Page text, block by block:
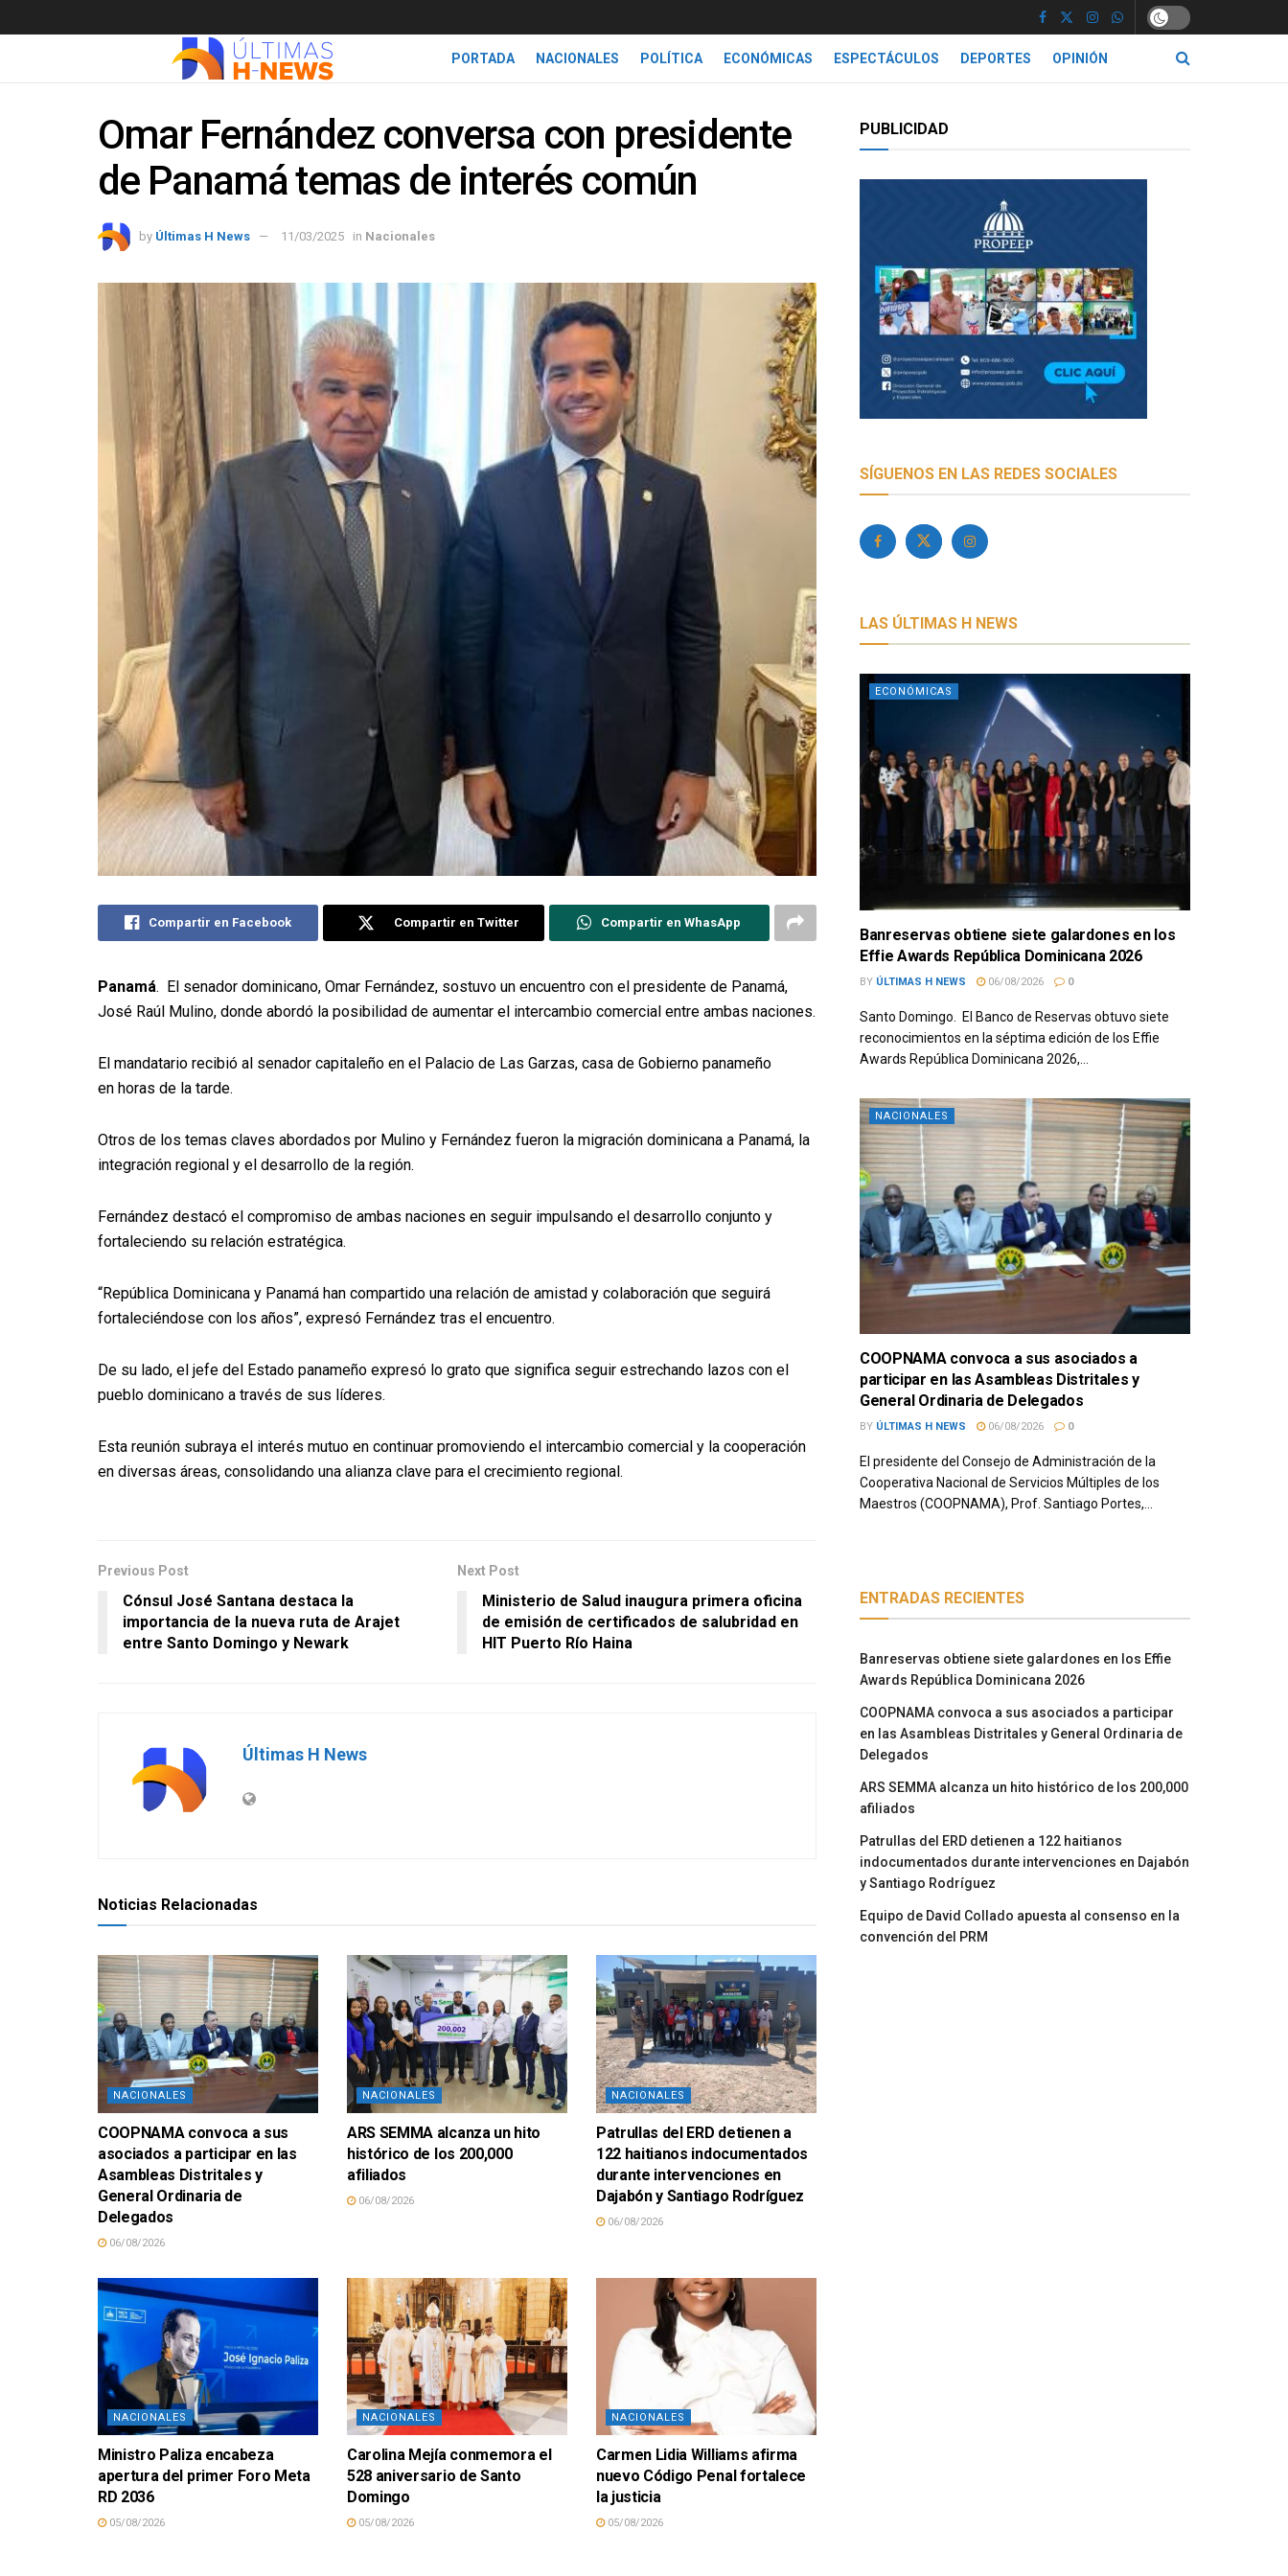
PORTADA NACIONALES POLÍTICA ECONÓMICAS ESPECTÁCULOS DEPORTES OPINIÓN
Omar Fernández conversa con presidente
de Panamá temas de interés común
by Últimas H News 11/03/2025 in Nacionales
Compartir en Facebook Compartir en Twitter Compartir en WhasApp
Panamá. El senador dominicano, Omar Fernández, sostuvo un encuentro con el presidente de Panamá,
José Raúl Mulino, donde abordó la posibilidad de aumentar el intercambio comercial entre ambas naciones.
El mandatario recibió al senador capitaleño en el Palacio de Las Garzas, casa de Gobierno panameño
en horas de la tarde.
Otros de los temas claves abordados por Mulino y Fernández fueron la migración dominicana a Panamá, la
integración regional y el desarrollo de la región.
Fernández destacó el compromiso de ambas naciones en seguir impulsando el desarrollo conjunto y
fortaleciendo su relación estratégica.
“República Dominicana y Panamá han compartido una relación de amistad y colaboración que seguirá
fortaleciéndose con los años”, expresó Fernández tras el encuentro.
De su lado, el jefe del Estado panameño expresó lo grato que significa seguir estrechando lazos con el
pueblo dominicano a través de sus líderes.
Esta reunión subraya el interés mutuo en continuar promoviendo el intercambio comercial y la cooperación
en diversas áreas, consolidando una alianza clave para el crecimiento regional.
Previous Post
Cónsul José Santana destaca la
importancia de la nueva ruta de Arajet
entre Santo Domingo y Newark
Next Post
Ministerio de Salud inaugura primera oficina
de emisión de certificados de salubridad en
HIT Puerto Río Haina
Últimas H News
Noticias Relacionadas
NACIONALES
COOPNAMA convoca a sus
asociados a participar en las
Asambleas Distritales y
General Ordinaria de
Delegados
06/08/2026
NACIONALES
ARS SEMMA alcanza un hito
histórico de los 200,000
afiliados
06/08/2026
NACIONALES
Patrullas del ERD detienen a
122 haitianos indocumentados
durante intervenciones en
Dajabón y Santiago Rodríguez
06/08/2026
NACIONALES
Ministro Paliza encabeza
apertura del primer Foro Meta
RD 2036
05/08/2026
NACIONALES
Carolina Mejía conmemora el
528 aniversario de Santo
Domingo
05/08/2026
NACIONALES
Carmen Lidia Williams afirma
nuevo Código Penal fortalece
la justicia
05/08/2026
PUBLICIDAD
SÍGUENOS EN LAS REDES SOCIALES
LAS ÚLTIMAS H NEWS
ECONÓMICAS
Banreservas obtiene siete galardones en los
Effie Awards República Dominicana 2026
BY ÚLTIMAS H NEWS 06/08/2026 0
Santo Domingo. El Banco de Reservas obtuvo siete
reconocimientos en la séptima edición de los Effie
Awards República Dominicana 2026,...
NACIONALES
COOPNAMA convoca a sus asociados a
participar en las Asambleas Distritales y
General Ordinaria de Delegados
BY ÚLTIMAS H NEWS 06/08/2026 0
El presidente del Consejo de Administración de la
Cooperativa Nacional de Servicios Múltiples de los
Maestros (COOPNAMA), Prof. Santiago Portes,...
ENTRADAS RECIENTES
Banreservas obtiene siete galardones en los Effie
Awards República Dominicana 2026
COOPNAMA convoca a sus asociados a participar
en las Asambleas Distritales y General Ordinaria de
Delegados
ARS SEMMA alcanza un hito histórico de los 200,000
afiliados
Patrullas del ERD detienen a 122 haitianos
indocumentados durante intervenciones en Dajabón
y Santiago Rodríguez
Equipo de David Collado apuesta al consenso en la
convención del PRM